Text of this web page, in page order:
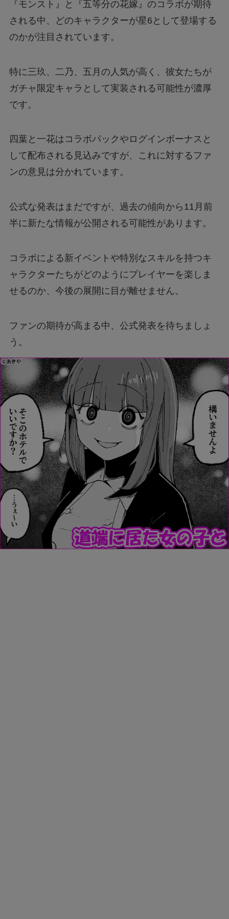
『モンスト』と『五等分の花嫁』のコラボが期待
される中、どのキャラクターが星6として登場する
のかが注目されています。
特に三玖、二乃、五月の人気が高く、彼女たちが
ガチャ限定キャラとして実装される可能性が濃厚
です。
四葉と一花はコラボパックやログインボーナスと
して配布される見込みですが、これに対するファ
ンの意見は分かれています。
公式な発表はまだですが、過去の傾向から11月前
半に新たな情報が公開される可能性があります。
コラボによる新イベントや特別なスキルを持つキ
ャラクターたちがどのようにプレイヤーを楽しま
せるのか、今後の展開に目が離せません。
ファンの期待が高まる中、公式発表を待ちましょ
う。